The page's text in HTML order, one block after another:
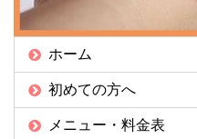
ホーム
初めての方へ
メニュー・料金表